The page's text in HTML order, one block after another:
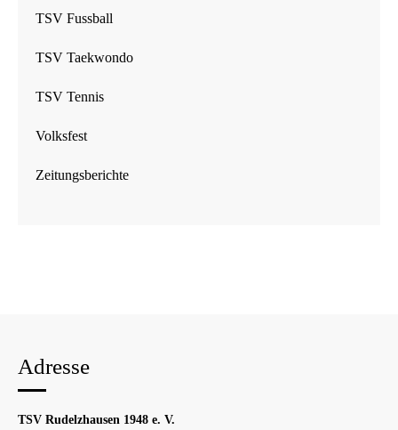
TSV Fussball
TSV Taekwondo
TSV Tennis
Volksfest
Zeitungsberichte
Adresse
TSV Rudelzhausen 1948 e. V.